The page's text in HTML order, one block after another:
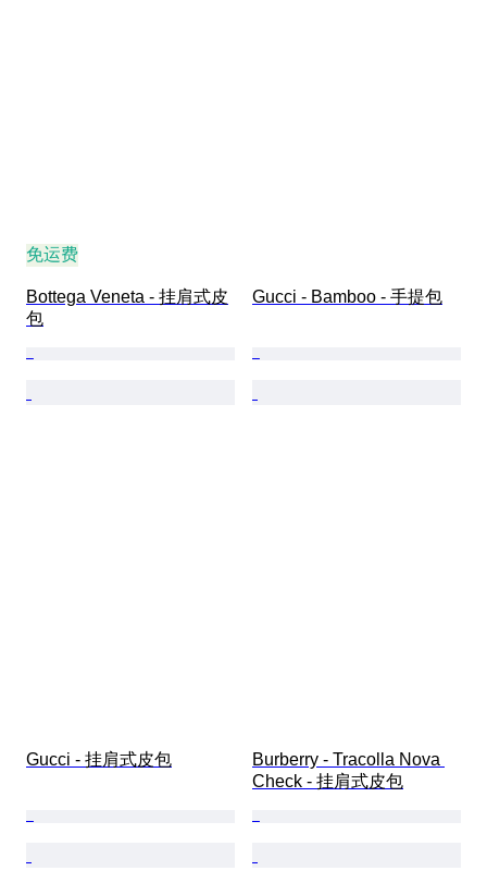
免运费
Bottega Veneta - 挂肩式皮
包
Gucci - Bamboo - 手提包
Gucci - 挂肩式皮包
Burberry - Tracolla Nova
Check - 挂肩式皮包